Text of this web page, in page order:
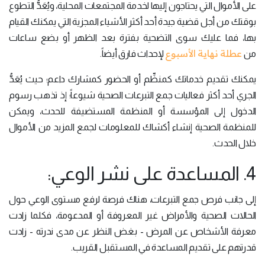
على الأموال التي يحتاجون إليها لخدمة المجتمعات المحلية، ويُعَدُّ التطوع
بوقتك من أجل قضية جيدة أحد أكثر الأشياء المجزية التي يمكنك القيام
بها، فما عليك سوى التضحية بفترة بعد الظهر أو بضع ساعات
من عطلة نهاية الأسبوع لإحداث فارق أيضاً.
يمكنك تقديم خدماتك كمنظِّم أو الحضور كمشارك داعم؛ حيث يُعَدُّ
الجري أحد أكثر فعاليات جمع التبرعات الصحية شيوعاً؛ إذ تذهب رسوم
الدخول إلى المؤسسة أو المنظمة المستضيفة للحدث، ويمكن
للمنظمة الصحية إنشاء أكشاك للمعلومات لجمع المزيد من الأموال
خلال الحدث.
4. المساعدة على نشر الوعي:
إلى جانب فرص جمع التبرعات، هناك فرصة لرفع مستوى الوعي حول
الحالات الصحية والأمراض غير المعروفة أو المدعومة، فكلما زادت
معرفة الأشخاص عن المرض - بغض النظر عن مدى ندرته - زادت
قدرتهم على تقديم المساعدة في المستقبل القريب.